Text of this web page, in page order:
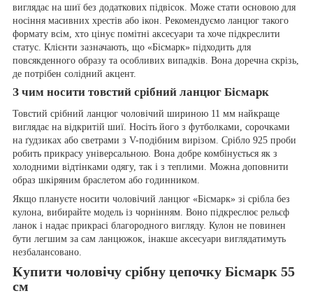
виглядає на шиї без додаткових підвісок. Може стати основою для
носіння масивних хрестів або ікон. Рекомендуємо ланцюг такого
формату всім, хто цінує помітні аксесуари та хоче підкреслити
статус. Клієнти зазначають, що «Бісмарк» підходить для
повсякденного образу та особливих випадків. Вона доречна скрізь,
де потрібен солідний акцент.
З чим носити товстий срібний ланцюг Бісмарк
Товстий срібний ланцюг чоловічий шириною 11 мм найкраще
виглядає на відкритій шиї. Носіть його з футболками, сорочками
на ґудзиках або светрами з V-подібним вирізом. Срібло 925 проби
робить прикрасу універсальною. Вона добре комбінується як з
холодними відтінками одягу, так і з теплими. Можна доповнити
образ шкіряним браслетом або годинником.
Якщо плануєте носити чоловічий ланцюг «Бісмарк» зі срібла без
кулона, вибирайте модель із чорнінням. Воно підкреслює рельєф
ланок і надає прикрасі благородного вигляду. Кулон не повинен
бути легшим за сам ланцюжок, інакше аксесуари виглядатимуть
незбалансовано.
Купити чоловічу срібну цепочку Бісмарк 55
см